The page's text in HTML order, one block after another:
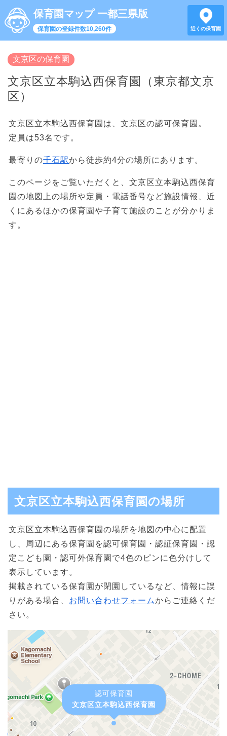
保育園マップ 一都三県版
保育園の登録件数10,260件 近くの保育園
文京区の保育園
文京区立本駒込西保育園（東京都文京
区）
文京区立本駒込西保育園は、文京区の認可保育園。
定員は53名です。
最寄りの千石駅から徒歩約4分の場所にあります。
このページをご覧いただくと、文京区立本駒込西保育
園の地図上の場所や定員・電話番号など施設情報、近
くにあるほかの保育園や子育て施設のことが分かりま
す。
文京区立本駒込西保育園の場所
文京区立本駒込西保育園の場所を地図の中心に配置
し、周辺にある保育園を認可保育園・認証保育園・認
定こども園・認可外保育園で4色のピンに色分けして
表示しています。
掲載されている保育園が閉園しているなど、情報に誤
りがある場合、 お問い合わせフォームからご連絡くだ
さい。
認可保育園
文京区立本駒込西保育園